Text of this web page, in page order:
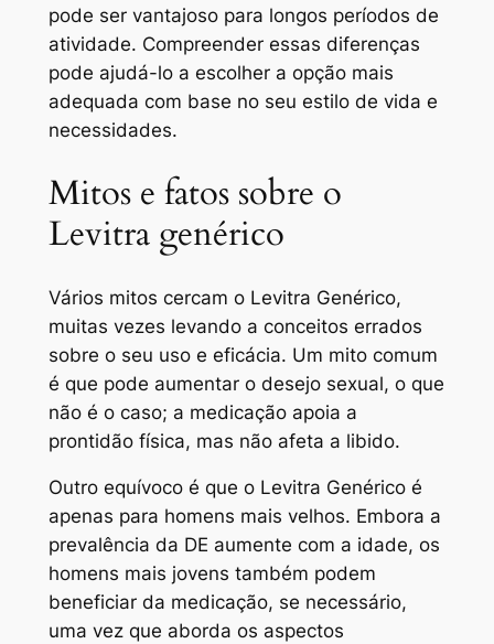
pode ser vantajoso para longos períodos de
atividade. Compreender essas diferenças
pode ajudá-lo a escolher a opção mais
adequada com base no seu estilo de vida e
necessidades.
Mitos e fatos sobre o
Levitra genérico
Vários mitos cercam o Levitra Genérico,
muitas vezes levando a conceitos errados
sobre o seu uso e eficácia. Um mito comum
é que pode aumentar o desejo sexual, o que
não é o caso; a medicação apoia a
prontidão física, mas não afeta a libido.
Outro equívoco é que o Levitra Genérico é
apenas para homens mais velhos. Embora a
prevalência da DE aumente com a idade, os
homens mais jovens também podem
beneficiar da medicação, se necessário,
uma vez que aborda os aspectos